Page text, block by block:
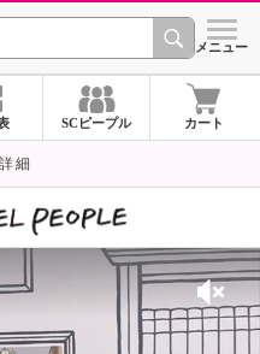
CHANNEL シメニュー
SCピープル カート
細